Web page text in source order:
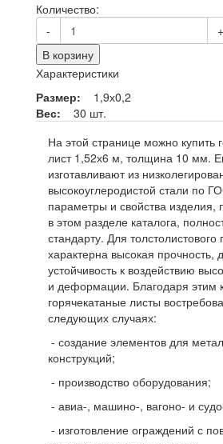
Количество:
-
+
В корзину
Характеристики
Размер:
1,9х0,2
Вес:
30 шт.
На этой странице можно купить
лист 1,52х6 м, толщина 10 мм.
изготавливают из
высокоуглеродистой стали по
параметры и свойства изделия,
в этом разделе каталога,
стандарту. Для толстолистового
характерна высокая прочность,
устойчивость к воздействию
и деформации. Благодаря этим
горячекатаные листы
следующих случаях:
- создание элементов для
конструкций;
- производство оборудования;
- авиа-, машино-, вагоно- и
- изготовление ограждений с